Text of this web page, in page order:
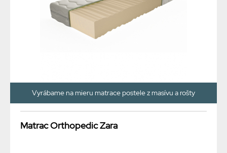
Vyrábame na mieru matrace postele z masívu a rošty
Matrac Orthopedic Zara